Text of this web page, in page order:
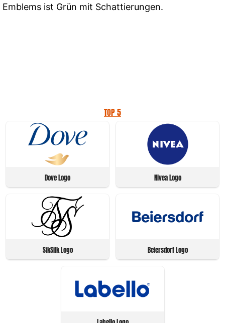
Emblems ist Grün mit Schattierungen.
TOP 5
Dove Logo Nivea Logo
SikSilk Logo Beiersdorf Logo